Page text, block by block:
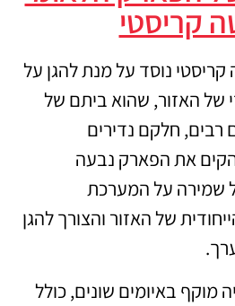
קריסטי
נוסד על מנת להגן על
של האזור, שהוא ביתם של
רבים, חלקם נדירים
את הפארק נבעה
שמירה על המערכת
של האזור והצורך להגן
מוקף באיומים שונים, כולל